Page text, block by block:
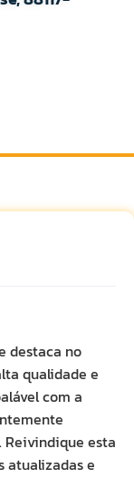
destaca no
qualidade e
com a
Reivindique esta
atualizadas e